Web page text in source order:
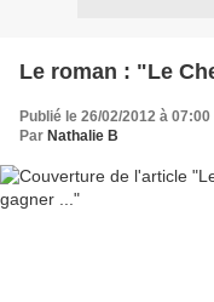
Le roman : "Le
Publié le 26/02/2012 à 07:00
Par Nathalie B